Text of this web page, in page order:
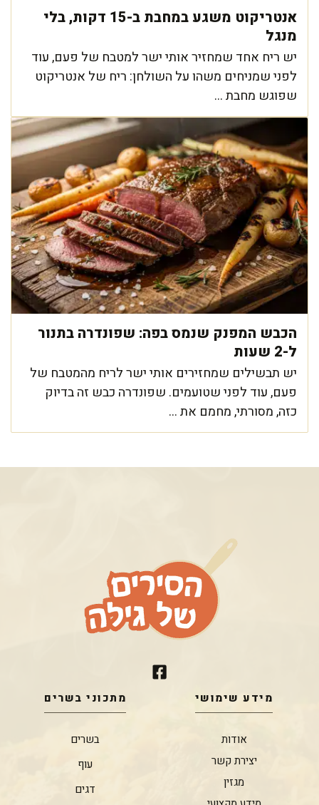
אנטריקוט משגע במחבת ב-15 דקות, בלי
מנגל
יש ריח אחד שמחזיר אותי ישר למטבח של פעם, עוד
לפני שמניחים משהו על השולחן: ריח של אנטריקוט
שפוגש מחבת ...
הכבש המפנק שנמס בפה: שפונדרה בתנור
ל-2 שעות
יש תבשילים שמחזירים אותי ישר לריח מהמטבח של
פעם, עוד לפני שטועמים. שפונדרה כבש זה בדיוק
כזה, מסורתי, מחמם את ...
מידע שימושי
אודות
יצירת קשר
מגזין
מתכוני בשרים
בשרים
עוף
דגים